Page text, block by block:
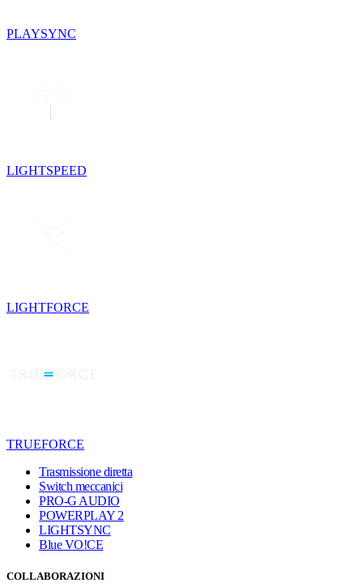
PLAYSYNC
LIGHTSPEED
LIGHTFORCE
TRUEFORCE
Trasmissione diretta
Switch meccanici
PRO-G AUDIO
POWERPLAY 2
LIGHTSYNC
Blue VO!CE
COLLABORAZIONI